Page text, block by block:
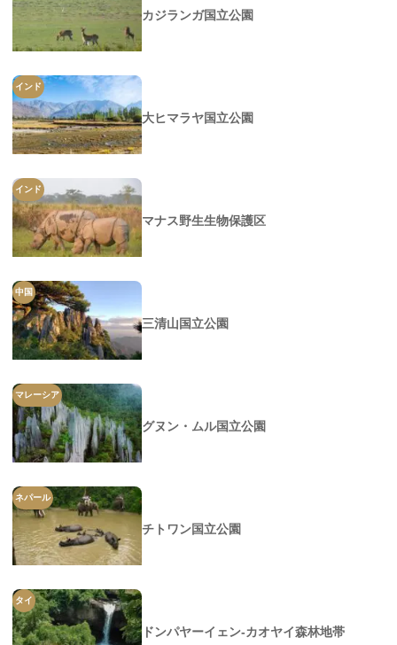
カジランガ国立公園
インド
大ヒマラヤ国立公園
インド
マナス野生生物保護区
中国
三清山国立公園
マレーシア
グヌン・ムル国立公園
ネパール
チトワン国立公園
タイ
ドンパヤーイェン-カオヤイ森林地帯